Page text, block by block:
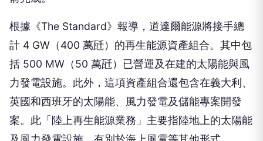
計 4 GW（400 萬瓩）的再生能源資產組合。其中包
括 500 MW（50 萬瓩）已營運及在建的太陽能與風
力發電設施。此外，這項資產組合還包含在義大利、
英國和西班牙的太陽能、風力發電及儲能專案開發
案。此「陸上再生能源業務」主要指陸地上的太陽能
及風力發電設施，有別於海上風電等其他形式。
殼牌下游、再生能源與能源解決方案事業部總裁